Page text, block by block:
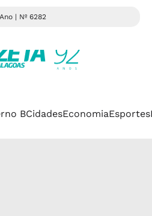
| Nº 6282
BCidadesEconomiaEsportes